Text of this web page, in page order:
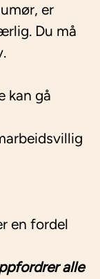
er
Du må
kan gå
en fordel
alle